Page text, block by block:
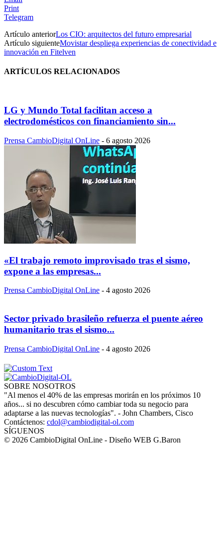
Print
Telegram
Artículo anteriorLos CIO: arquitectos del futuro empresarial
Artículo siguienteMovistar despliega experiencias de conectividad e
innovación en Fitelven
ARTÍCULOS RELACIONADOS
LG y Mundo Total facilitan acceso a
electrodomésticos con financiamiento sin...
Prensa CambioDigital OnLine - 6 agosto 2026
«El trabajo remoto improvisado tras el sismo,
expone a las empresas...
Prensa CambioDigital OnLine - 4 agosto 2026
Sector privado brasileño refuerza el puente aéreo
humanitario tras el sismo...
Prensa CambioDigital OnLine - 4 agosto 2026
SOBRE NOSOTROS
"Al menos el 40% de las empresas morirán en los próximos 10
años... si no descubren cómo cambiar toda su negocio para
adaptarse a las nuevas tecnologías". - John Chambers, Cisco
Contáctenos: cdol@cambiodigital-ol.com
SÍGUENOS
© 2026 CambioDigital OnLine - Diseño WEB G.Baron